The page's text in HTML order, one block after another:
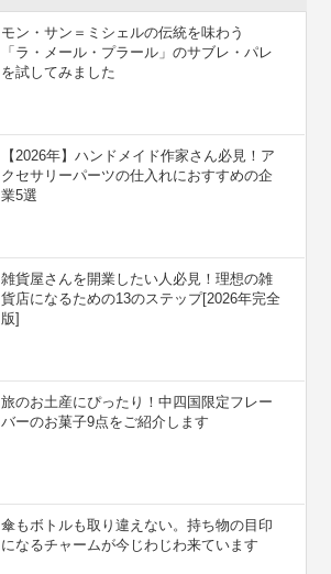
モン・サン＝ミシェルの伝統を味わう
「ラ・メール・プラール」のサブレ・パレ
を試してみました
【2026年】ハンドメイド作家さん必見！ア
クセサリーパーツの仕入れにおすすめの企
業5選
雑貨屋さんを開業したい人必見！理想の雑
貨店になるための13のステップ[2026年完全
版]
旅のお土産にぴったり！中四国限定フレー
バーのお菓子9点をご紹介します
傘もボトルも取り違えない。持ち物の目印
になるチャームが今じわじわ来ています